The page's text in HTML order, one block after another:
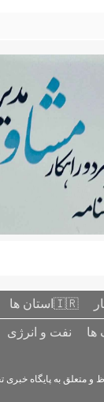
🇮🇷استان ‌ها
ها نفت و انرژی
متعلق به پایگاه خبری